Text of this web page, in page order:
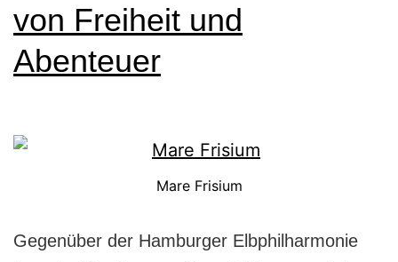
von Freiheit und
Abenteuer
Mare Frisium
Gegenüber der Hamburger Elbphilharmonie